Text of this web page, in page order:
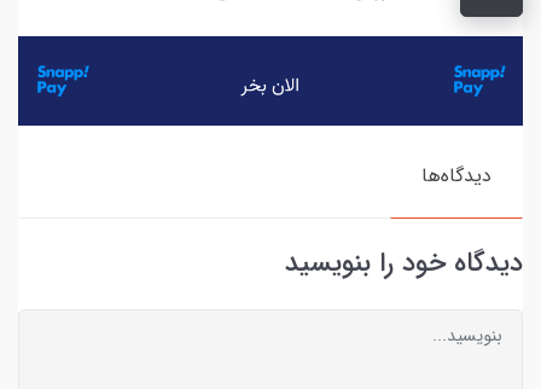
دیدگاه‌ها
دیدگاه خود را بنویسید